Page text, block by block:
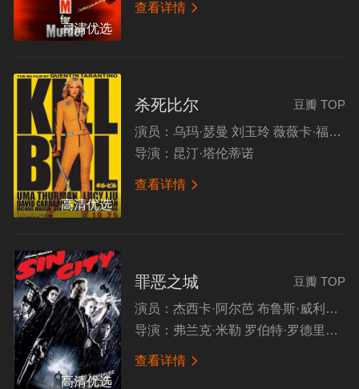
高清优选
查看详情 
高清优选
豆瓣 TOP
杀死比尔
演员： 乌玛·瑟曼 刘玉玲 薇薇卡·福克斯 达丽尔·汉纳
导演： 昆汀·塔伦蒂诺
查看详情 
高清优选
豆瓣 TOP
罪恶之城
演员： 杰西卡·阿尔芭 布鲁斯·威利斯 克里夫·欧文 本尼西奥·德尔·托罗
导演： 弗兰克·米勒 罗伯特·罗德里格兹 昆汀·塔伦蒂诺
查看详情 